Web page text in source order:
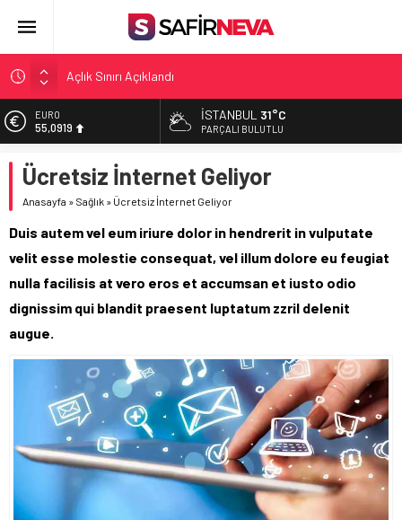
Öğretmenlere Kötü Haber
FETÖ’nün kritik ismi tutuklandı
Son dakika… İstanbul’da trafik felç
Açlık Sınırı Açıklandı
EURO
55,0919
6.525,81
BİST
47,5932
İSTANBUL 31°C
PARÇALI BULUTLU
Ücretsiz İnternet Geliyor
Anasayfa » Sağlık » Ücretsiz İnternet Geliyor
Duis autem vel eum iriure dolor in hendrerit in vulputate
velit esse molestie consequat, vel illum dolore eu feugiat
nulla facilisis at vero eros et accumsan et iusto odio
dignissim qui blandit praesent luptatum zzril delenit
augue.